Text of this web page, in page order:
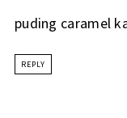
puding caramel
REPLY